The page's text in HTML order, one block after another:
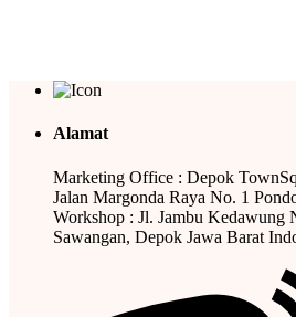
Alamat
Marketing Office : Depok
Jalan Margonda Raya No. 1
Workshop : Jl. Jambu Kedawung
Sawangan, Depok Jawa Barat